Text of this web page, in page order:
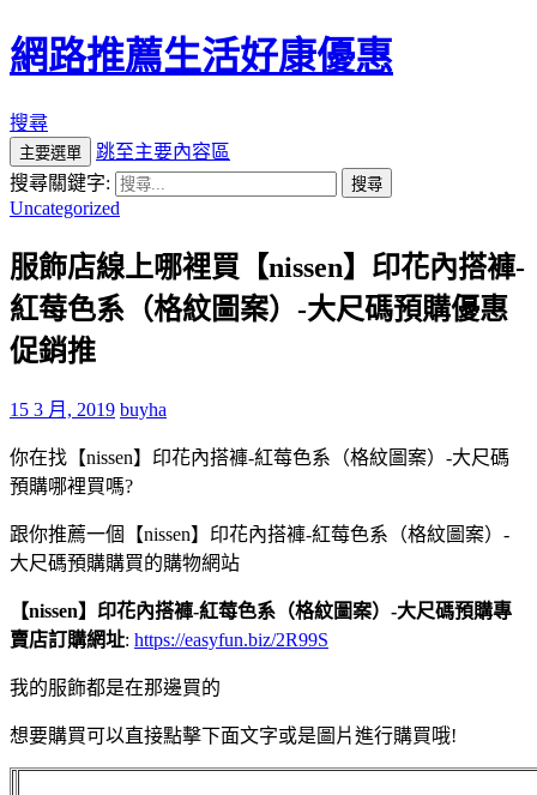
網路推薦生活好康優惠
搜尋
主要選單
跳至主要內容區
搜尋關鍵字:
Uncategorized
服飾店線上哪裡買【nissen】印花內搭褲-
紅莓色系（格紋圖案）-大尺碼預購優惠
促銷推
15 3 月, 2019 buyha
你在找【nissen】印花內搭褲-紅莓色系（格紋圖案）-大尺碼
預購哪裡買嗎?
跟你推薦一個【nissen】印花內搭褲-紅莓色系（格紋圖案）-
大尺碼預購購買的購物網站
【nissen】印花內搭褲-紅莓色系（格紋圖案）-大尺碼預購專
賣店訂購網址: https://easyfun.biz/2R99S
我的服飾都是在那邊買的
想要購買可以直接點擊下面文字或是圖片進行購買哦!